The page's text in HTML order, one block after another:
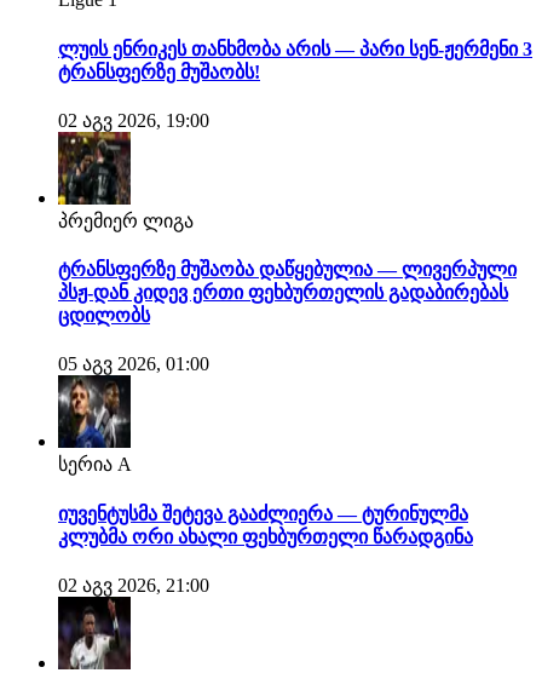
ლუის ენრიკეს თანხმობა არის — პარი სენ-ჟერმენი 3
ტრანსფერზე მუშაობს!
02 აგვ 2026, 19:00
პრემიერ ლიგა
ტრანსფერზე მუშაობა დაწყებულია — ლივერპული
პსჟ-დან კიდევ ერთი ფეხბურთელის გადაბირებას
ცდილობს
05 აგვ 2026, 01:00
სერია A
იუვენტუსმა შეტევა გააძლიერა — ტურინულმა
კლუბმა ორი ახალი ფეხბურთელი წარადგინა
02 აგვ 2026, 21:00